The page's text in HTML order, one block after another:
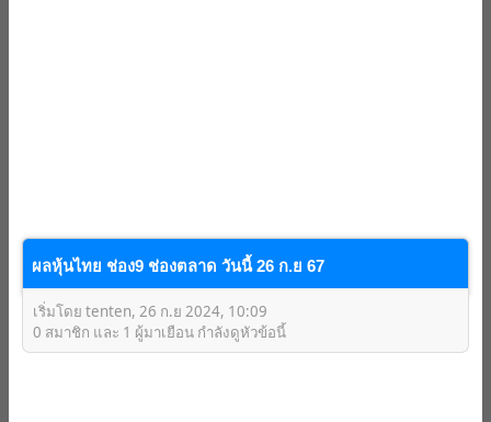
ผลหุ้นไทย ช่อง9 ช่องตลาด วันนี้ 26 ก.ย 67
เริ่มโดย tenten, 26 ก.ย 2024, 10:09
0 สมาชิก และ 1 ผู้มาเยือน กำลังดูหัวข้อนี้